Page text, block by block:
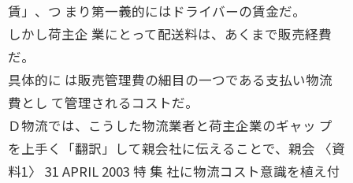
賃」、つ まり第一義的にはドライバーの賃金だ。
しかし荷主企 業にとって配送料は、あくまで販売経費
だ。
具体的に は販売管理費の細目の一つである支払い物流
費とし て管理されるコストだ。
Ｄ物流では、こうした物流業者と荷主企業のギャッ プ
を上手く「翻訳」して親会社に伝えることで、親会 〈資
料1〉 31 APRIL 2003 特 集 社に物流コスト意識を植え付